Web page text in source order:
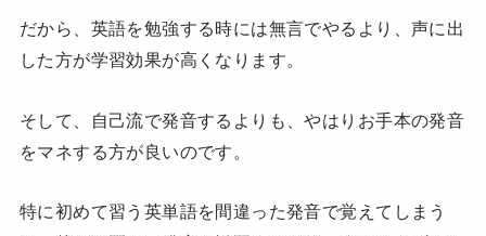
だから、英語を勉強する時には無言でやるより、声に出
した方が学習効果が高くなります。
そして、自己流で発音するよりも、やはりお手本の発音
をマネする方が良いのです。
特に初めて習う英単語を間違った発音で覚えてしまう